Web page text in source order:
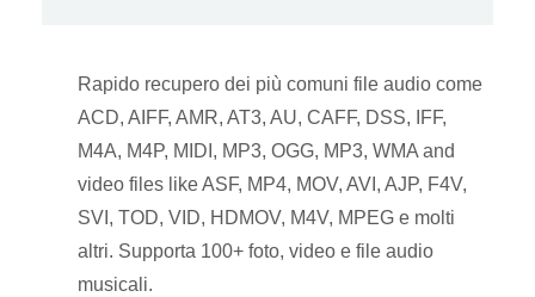
Rapido recupero dei più comuni file audio come
ACD, AIFF, AMR, AT3, AU, CAFF, DSS, IFF,
M4A, M4P, MIDI, MP3, OGG, MP3, WMA and
video files like ASF, MP4, MOV, AVI, AJP, F4V,
SVI, TOD, VID, HDMOV, M4V, MPEG e molti
altri. Supporta 100+ foto, video e file audio
musicali.